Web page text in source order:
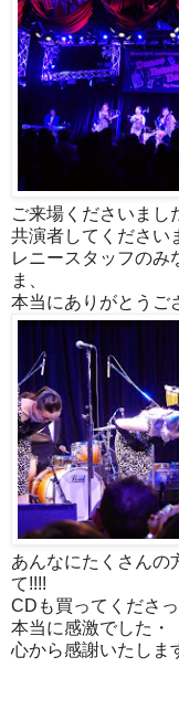
ご来場くださいまし
共演者してください
レニースタッフのみ
ま、
本当にありがとうご
あんなにたくさんの
て!!!!
CDも買ってくださ
本当に感激でした・
心から感謝いたしま